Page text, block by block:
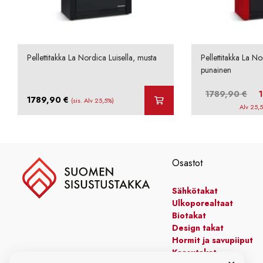
Pellettitakka La Nordica Luisella, musta
1789,90 € (sis. Alv 25,5%)
Pellettitakka La
punainen
1789,90€
oli:
Alv
Osastot
Sähkötakat
Ulkoporealtaat
Biotakat
Design takat
Hormit ja savupiiput
Kaasutakat